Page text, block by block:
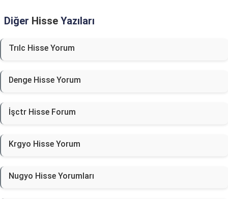
Diğer Hisse Yazıları
Trılc Hisse Yorum
Denge Hisse Yorum
İşctr Hisse Forum
Krgyo Hisse Yorum
Nugyo Hisse Yorumları